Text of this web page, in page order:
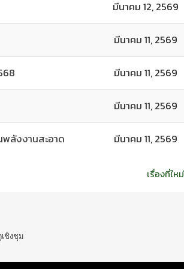
มีนาคม 12, 2569
มีนาคม 11, 2569
มีนาคม 11, 2569
มีนาคม 11, 2569
ลังงานสะอาด มีนาคม 11, 2569
เรื่องที่ให
ชิงชุม